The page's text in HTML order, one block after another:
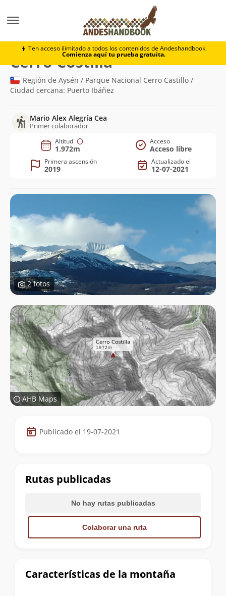
Ten acceso ilimitado a todos los contenidos de Andeshandbook.
Comienza aquí tu prueba gratuita.
Cerro Costilla
Cerro Costilla(1.972m)
Región de Aysén / Parque Nacional Cerro Castillo /
Ciudad cercana: Puerto Ibáñez
Mario Alex Alegría Cea
Primer colaborador
Altitud
1.972m
Acceso
Acceso libre
Primera ascensión
2019
Actualizado el
12-07-2021
2 fotos
AHB Maps
Datos
de
cumbre
Publicado el 19-07-2021
Características de la montaña
Rutas publicadas
No hay rutas publicadas
Colaborar una ruta